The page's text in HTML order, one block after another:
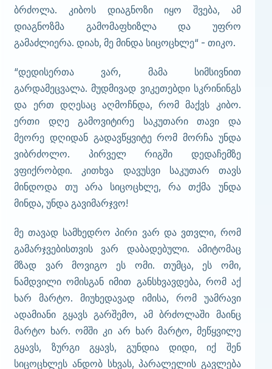
ბრძოლა. კიბოს დიაგნოზი იყო შვება, ამ
დიაგნოზმა გამომაფხიზლა და უფრო
გამაძლიერა. დიახ, მე მინდა სიცოცხლე“ - თიკო.
“დედისერთა ვარ, მამა სიმსივნით
გარდამეცვალა. მუდმივად ვიკეთებდი სკრინინგს
და ერთ დღესაც აღმოჩნდა, რომ მაქვს კიბო.
ერთი დღე გამოვიტირე საკუთარი თავი და
მეორე დღიდან გადავწყვიტე რომ მორჩა უნდა
ვიბრძოლო. პირველ რიგში დედაჩემზე
ვფიქრობდი. კითხვა დავუსვი საკუთარ თავს
მინდოდა თუ არა სიცოცხლე, რა თქმა უნდა
მინდა, უნდა გავიმარჯვო!
მე თავად სამხედრო პირი ვარ და ვთვლი, რომ
გამარჯვებისთვის ვარ დაბადებული. ამიტომაც
მზად ვარ მოვიგო ეს ომი. თუმცა, ეს ომი,
ნამდვილი ომისგან იმით განსხვავდება, რომ აქ
ხარ მარტო. მიუხედავად იმისა, რომ უამრავი
ადამიანი გყავს გარშემო, ამ ბრძოლაში მაინც
მარტო ხარ. ომში კი არ ხარ მარტო, მეწყვილე
გყავს, ზურგი გყავს, გუნდია დიდი, იქ შენ
სიცოცხლეს ანდობ სხვას, პარალელის გავლება